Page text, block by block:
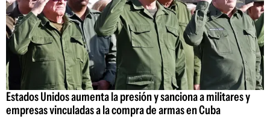
Estados Unidos aumenta la presión y sanciona a militares y
empresas vinculadas a la compra de armas en Cuba